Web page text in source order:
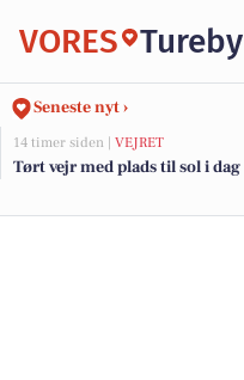
VORES Tureby
Seneste nyt ›
14 timer siden | VEJRET
Tørt vejr med plads til sol i dag